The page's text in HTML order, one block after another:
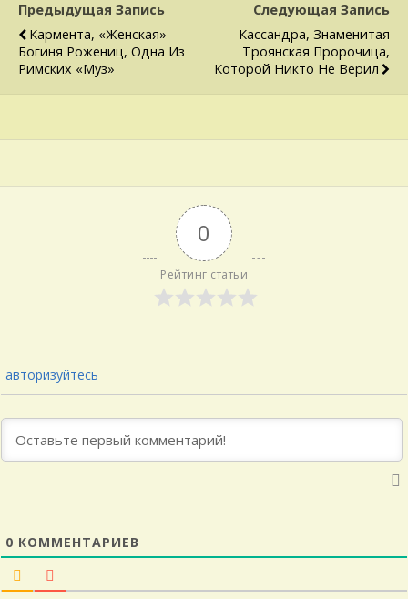
Предыдущая Запись
Кармента, «женская»
Богиня Рожениц, Одна Из
Римских «Муз»
Следующая Запись
Кассандра, Знаменитая
Троянская Пророчица,
Которой Никто Не Верил
0
Рейтинг статьи
авторизуйтесь
0 КОММЕНТАРИЕВ